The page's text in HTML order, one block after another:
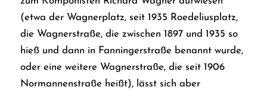
(etwa der Wagnerplatz, seit 1935 Roedeliusplatz,
die Wagnerstraße, die zwischen 1897 und 1935 so
hieß und dann in Fanningerstraße benannt wurde,
oder eine weitere Wagnerstraße, die seit 1906
Normannenstraße heißt), lässt sich aber